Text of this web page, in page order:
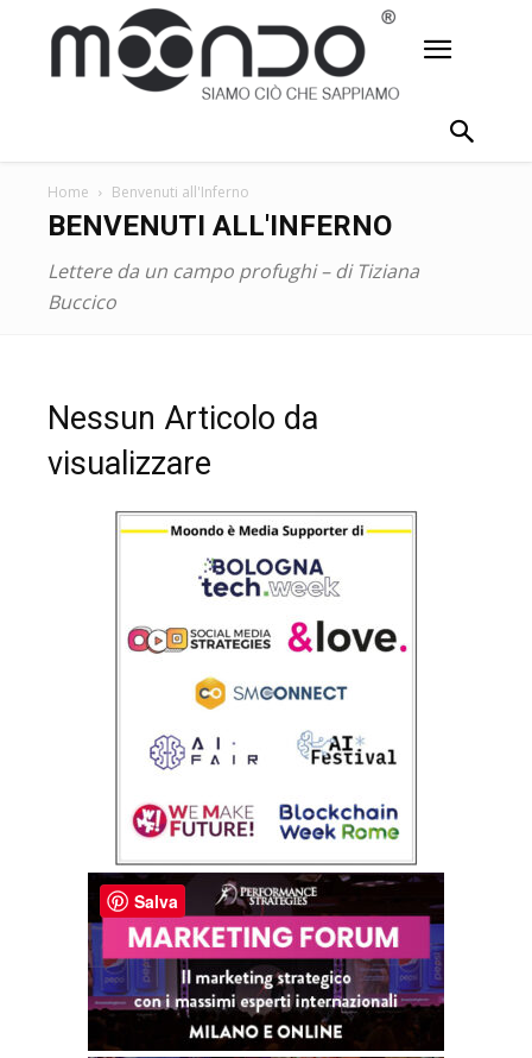
Home Benvenuti all'Inferno
BENVENUTI ALL'INFERNO
Lettere da un campo profughi – di Tiziana
Buccico
Nessun Articolo da
visualizzare
Salva